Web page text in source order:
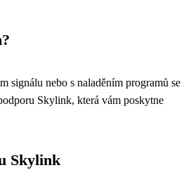
signálu nebo s naladěním programů se
Skylink, která vám poskytne
Skylink